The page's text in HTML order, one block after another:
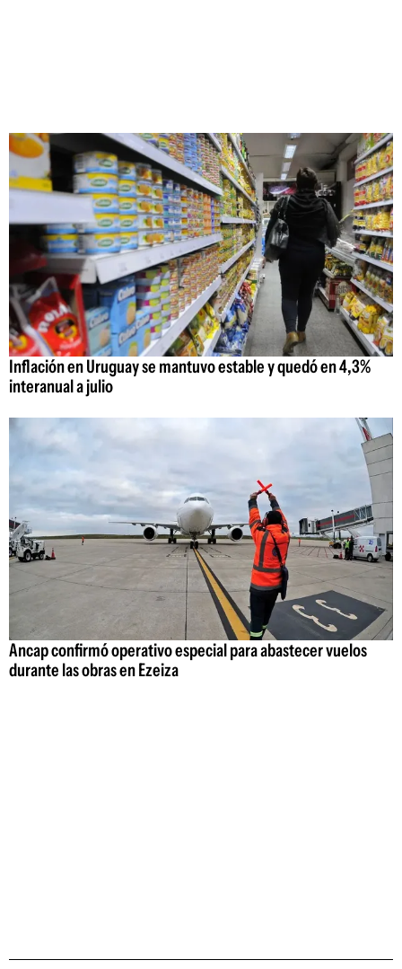
Inflación en Uruguay se mantuvo estable y quedó en 4,3%
interanual a julio
Ancap confirmó operativo especial para abastecer vuelos
durante las obras en Ezeiza